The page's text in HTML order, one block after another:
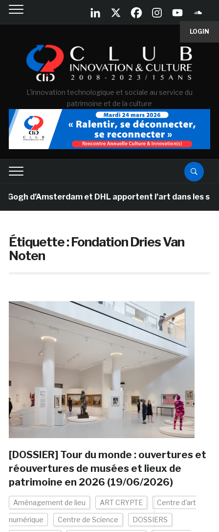
LOGIN
L'innovation technologique et sociale au service du
patrimoine et de la culture
d’Amsterdam et DHL apportent l’art dans les salles
Étiquette :Fondation Dries Van
Noten
[DOSSIER] Tour du monde : ouvertures et
réouvertures de musées et lieux de
patrimoine en 2026 (19/06/2026)
Aménagement de lieu ART CRYPTE Centre d'art
numérique Centre de Science DOSSIERS